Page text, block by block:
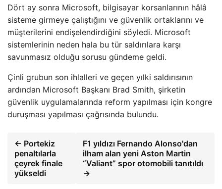
Dört ay sonra Microsoft, bilgisayar korsanlarının hâlâ
sisteme girmeye çalıştığını ve güvenlik ortaklarını ve
müşterilerini endişelendirdiğini söyledi. Microsoft
sistemlerinin neden hala bu tür saldırılara karşı
savunmasız olduğu sorusu gündeme geldi.
Çinli grubun son ihlalleri ve geçen yılki saldırısının
ardından Microsoft Başkanı Brad Smith, şirketin
güvenlik uygulamalarında reform yapılması için kongre
duruşması yapılması çağrısında bulundu.
← Portekiz
penaltılarla
çeyrek finale
yükseldi
F1 yıldızı Fernando Alonso'dan
ilham alan yeni Aston Martin
“Valiant” spor otomobili tanıtıldı
→